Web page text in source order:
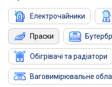
Електрочайники
Праски
Обігрівачі та радіатори
Ваговимірювальне